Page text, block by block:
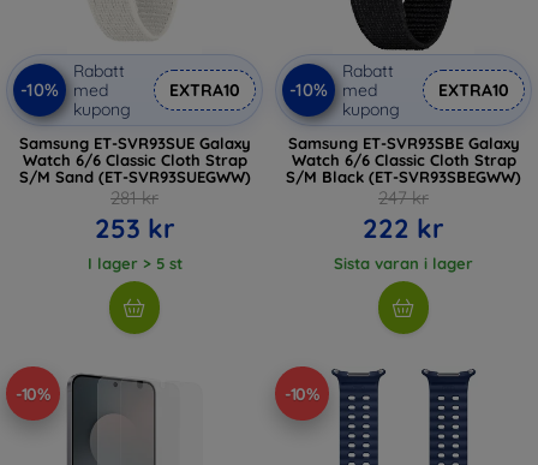
-10%
Rabatt
med
kupong
EXTRA10
Samsung ET-SVR93SUE Galaxy
Watch 6/6 Classic Cloth Strap
S/M Sand (ET-SVR93SUEGWW)
281 kr
253 kr
I lager > 5 st
-10%
Rabatt
med
kupong
EXTRA10
Samsung ET-SVR93SBE Galaxy
Watch 6/6 Classic Cloth Strap
S/M Black (ET-SVR93SBEGWW)
247 kr
222 kr
Sista varan i lager
-10% -10%